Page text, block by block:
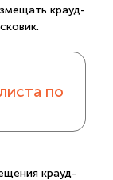
крауд-
по
крауд-